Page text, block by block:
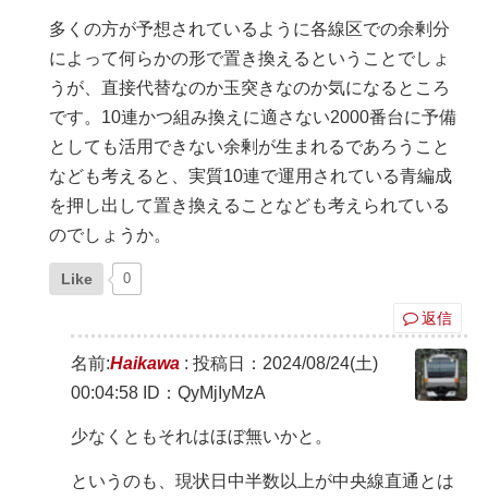
多くの方が予想されているように各線区での余剰分
によって何らかの形で置き換えるということでしょ
うが、直接代替なのか玉突きなのか気になるところ
です。10連かつ組み換えに適さない2000番台に予備
としても活用できない余剰が生まれるであろうこと
なども考えると、実質10連で運用されている青編成
を押し出して置き換えることなども考えられている
のでしょうか。
Like 0
返信
名前:Haikawa : 投稿日：2024/08/24(土)
00:04:58 ID：QyMjIyMzA
少なくともそれはほぼ無いかと。
というのも、現状日中半数以上が中央線直通とは